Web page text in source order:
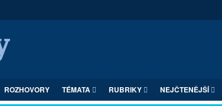
ROZHOVORY TÉMATA RUBRIKY NEJČTENĚJŠÍ